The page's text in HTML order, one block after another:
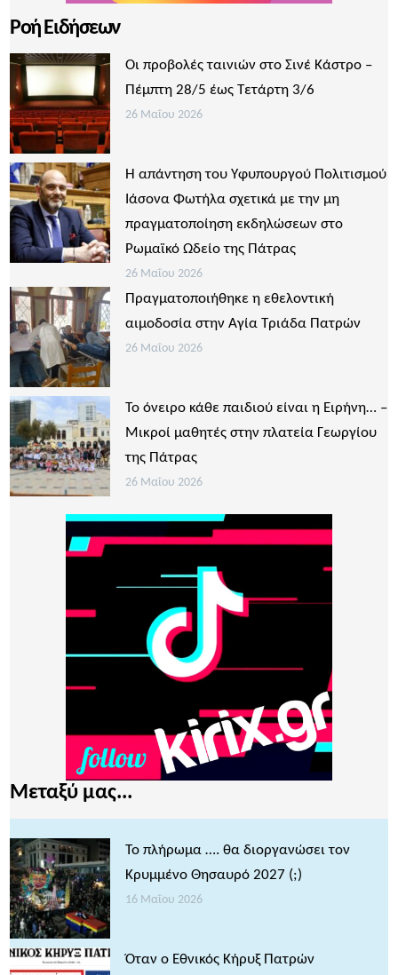
Ροή Ειδήσεων
Οι προβολές ταινιών στο Σινέ Κάστρο –
Πέμπτη 28/5 έως Τετάρτη 3/6
26 Μαΐου 2026
Η απάντηση του Υφυπουργού Πολιτισμού
Ιάσονα Φωτήλα σχετικά με την μη
πραγματοποίηση εκδηλώσεων στο
Ρωμαϊκό Ωδείο της Πάτρας
26 Μαΐου 2026
Πραγματοποιήθηκε η εθελοντική
αιμοδοσία στην Αγία Τριάδα Πατρών
26 Μαΐου 2026
Το όνειρο κάθε παιδιού είναι η Ειρήνη… –
Μικροί μαθητές στην πλατεία Γεωργίου
της Πάτρας
26 Μαΐου 2026
Μεταξύ μας...
Το πλήρωμα …. θα διοργανώσει τον
Κρυμμένο Θησαυρό 2027 (;)
16 Μαΐου 2026
Όταν ο Εθνικός Κήρυξ Πατρών